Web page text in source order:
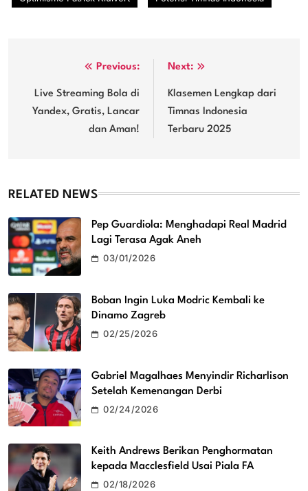
navigation
Previous:
Live Streaming Bola di
Yandex, Gratis, Lancar
dan Aman!
Next:
Klasemen Lengkap dari
Timnas Indonesia
Terbaru 2025
RELATED NEWS
Pep Guardiola: Menghadapi Real Madrid
Lagi Terasa Agak Aneh
03/01/2026
Boban Ingin Luka Modric Kembali ke
Dinamo Zagreb
02/25/2026
Gabriel Magalhaes Menyindir Richarlison
Setelah Kemenangan Derbi
02/24/2026
Keith Andrews Berikan Penghormatan
kepada Macclesfield Usai Piala FA
02/18/2026